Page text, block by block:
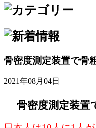
骨密度測定装置で骨
2021年08月04日
骨密度測定装置